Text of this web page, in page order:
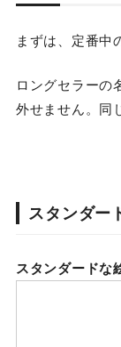
まずは、 定番中
ロングセラーの
外せません。同
スタンダー
スタンダードな